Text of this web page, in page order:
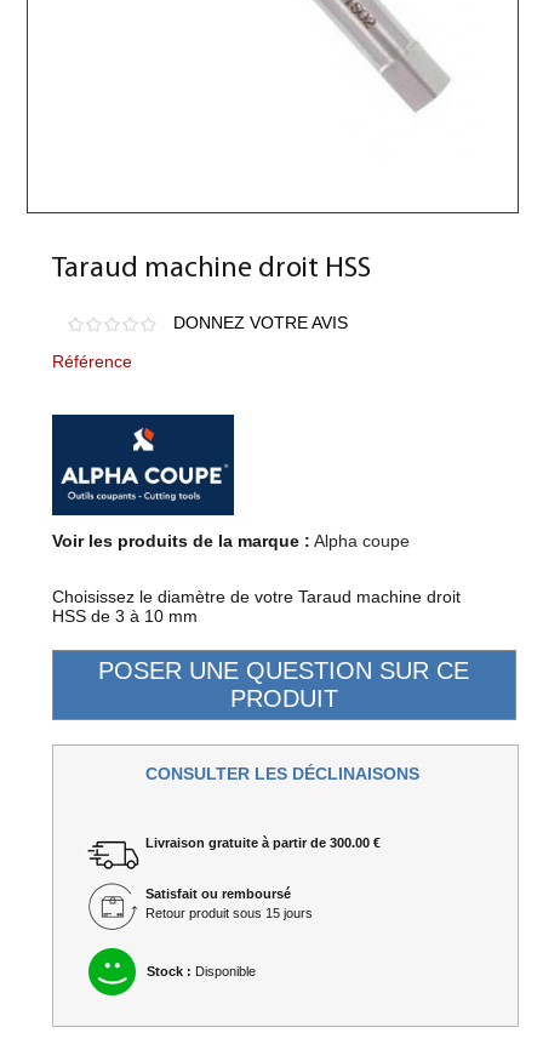
Taraud machine droit HSS
DONNEZ VOTRE AVIS
Référence
Voir les produits de la marque : Alpha coupe
Choisissez le diamètre de votre Taraud machine droit
HSS de 3 à 10 mm
CONSULTER LES DÉCLINAISONS
Livraison gratuite à partir de 300.00 €
Satisfait ou remboursé
Retour produit sous 15 jours
Stock : Disponible